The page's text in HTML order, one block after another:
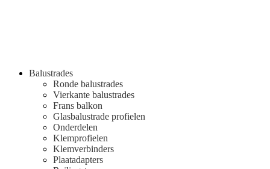
Balustrades
Ronde balustrades
Vierkante balustrades
Frans balkon
Glasbalustrade profielen
Onderdelen
Klemprofielen
Klemverbinders
Plaatadapters